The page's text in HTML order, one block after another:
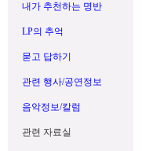
내가 추천하는 명반
LP의 추억
묻고 답하기
관련 행사/공연정보
음악정보/칼럼
관련 자료실